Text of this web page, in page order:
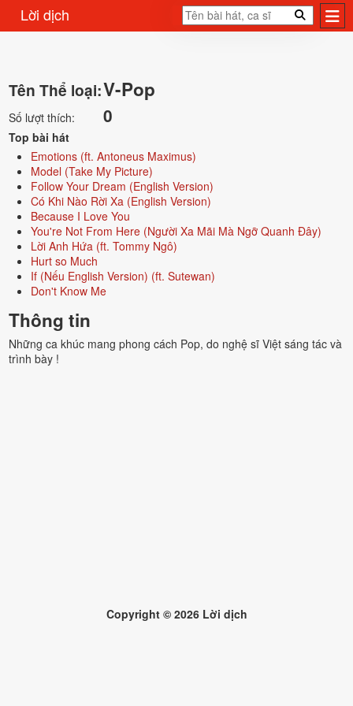
Lời dịch
Tên Thể loại:V-Pop
Số lượt thích: 0
Top bài hát
Emotions (ft. Antoneus Maximus)
Model (Take My Picture)
Follow Your Dream (English Version)
Có Khi Nào Rời Xa (English Version)
Because I Love You
You're Not From Here (Người Xa Mãi Mà Ngỡ Quanh Đây)
Lời Anh Hứa (ft. Tommy Ngô)
Hurt so Much
If (Nếu English Version) (ft. Sutewan)
Don't Know Me
Thông tin
Những ca khúc mang phong cách Pop, do nghệ sĩ Việt sáng tác và
trình bày !
Copyright © 2026Lời dịch